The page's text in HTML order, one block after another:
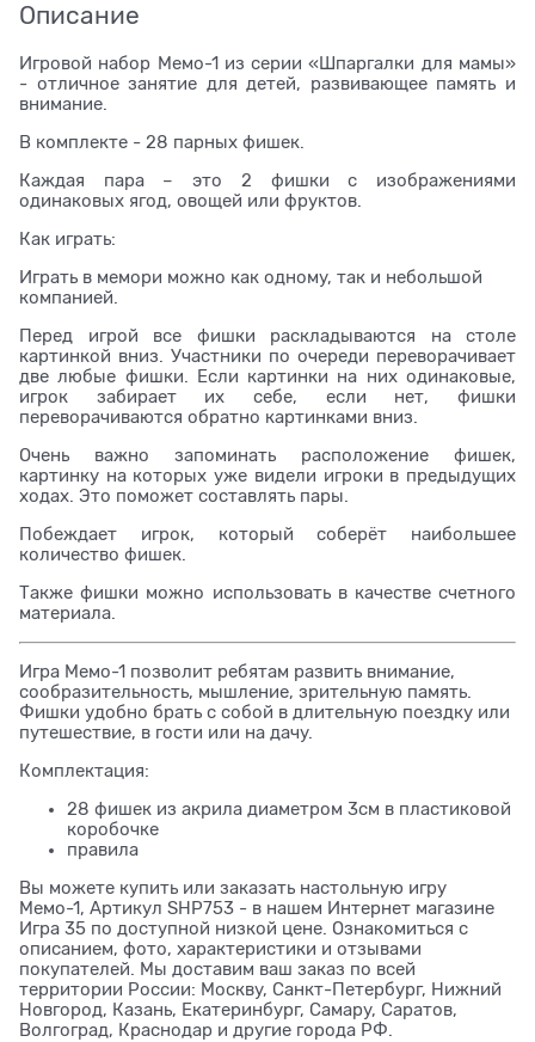
Описание
Игровой набор Мемо-1 из серии «Шпаргалки для мамы»
- отличное занятие для детей, развивающее память и
внимание.
В комплекте - 28 парных фишек.
Каждая пара – это 2 фишки с изображениями
одинаковых ягод, овощей или фруктов.
Как играть:
Играть в мемори можно как одному, так и небольшой
компанией.
Перед игрой все фишки раскладываются на столе
картинкой вниз. Участники по очереди переворачивает
две любые фишки. Если картинки на них одинаковые,
игрок забирает их себе, если нет, фишки
переворачиваются обратно картинками вниз.
Очень важно запоминать расположение фишек,
картинку на которых уже видели игроки в предыдущих
ходах. Это поможет составлять пары.
Побеждает игрок, который соберёт наибольшее
количество фишек.
Также фишки можно использовать в качестве счетного
материала.
Игра Мемо-1 позволит ребятам развить внимание,
сообразительность, мышление, зрительную память.
Фишки удобно брать с собой в длительную поездку или
путешествие, в гости или на дачу.
Комплектация:
28 фишек из акрила диаметром 3см в пластиковой
коробочке
правила
Вы можете купить или заказать настольную игру
Мемо-1, Артикул SHP753 - в нашем Интернет магазине
Игра 35 по доступной низкой цене. Ознакомиться с
описанием, фото, характеристики и отзывами
покупателей. Мы доставим ваш заказ по всей
территории России: Москву, Санкт-Петербург, Нижний
Новгород, Казань, Екатеринбург, Самару, Саратов,
Волгоград, Краснодар и другие города РФ.